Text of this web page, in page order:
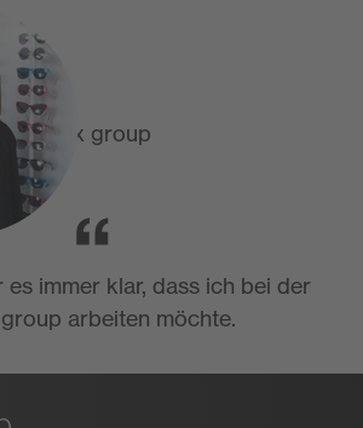
// uvex group
es immer klar, dass ich bei der
arbeiten möchte.